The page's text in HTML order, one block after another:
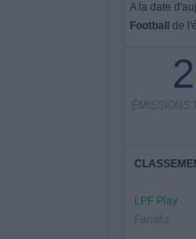
A la date
Football
de
ÉMISSIONS
LPF Play
Fanatiz